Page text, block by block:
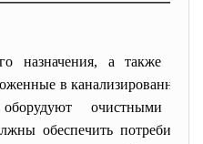
назначения, а также
в
очистными
обеспечить